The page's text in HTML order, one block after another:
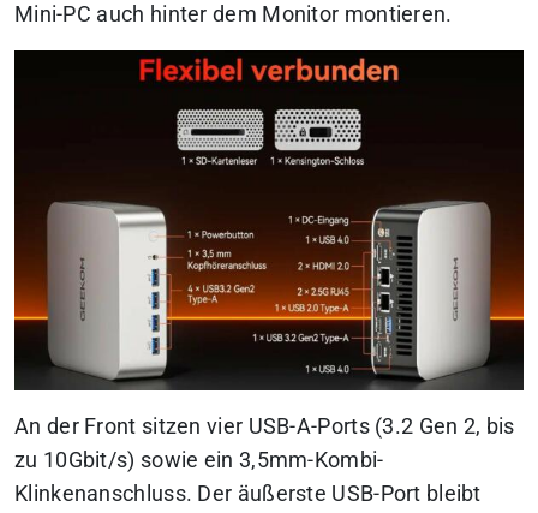
Mini-PC auch hinter dem Monitor montieren.
An der Front sitzen vier USB-A-Ports (3.2 Gen 2, bis
zu 10Gbit/s) sowie ein 3,5mm-Kombi-
Klinkenanschluss. Der äußerste USB-Port bleibt